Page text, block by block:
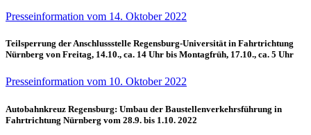
Presseinformation vom 14. Oktober 2022
Teilsperrung der Anschlussstelle Regensburg-Universität in Fahrtrichtung
Nürnberg von Freitag, 14.10., ca. 14 Uhr bis Montagfrüh, 17.10., ca. 5 Uhr
Presseinformation vom 10. Oktober 2022
Autobahnkreuz Regensburg: Umbau der Baustellenverkehrsführung in
Fahrtrichtung Nürnberg vom 28.9. bis 1.10. 2022